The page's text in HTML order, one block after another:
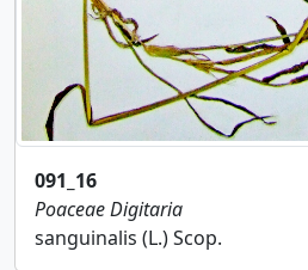
091_16
PoaceaeDigitaria
sanguinalis (L.) Scop.